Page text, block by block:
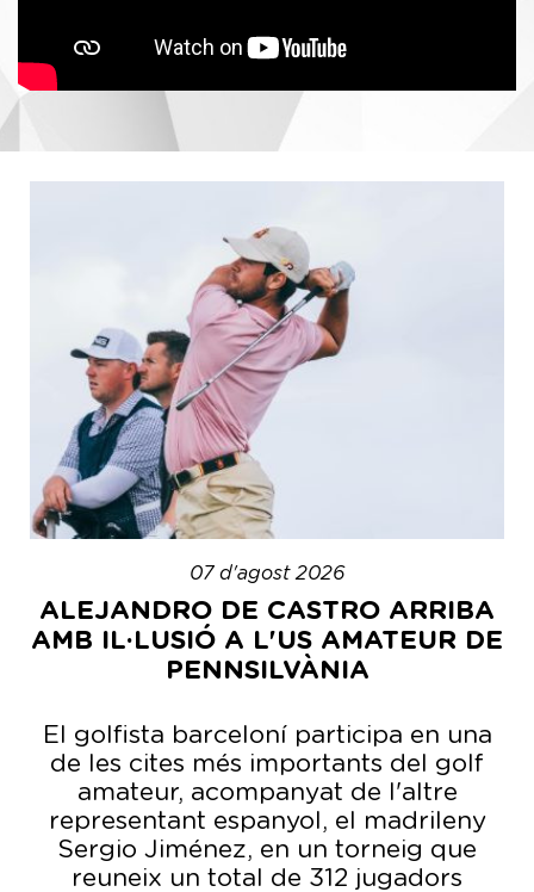
07 d'agost 2026
ALEJANDRO DE CASTRO ARRIBA
AMB IL·LUSIÓ A L'US AMATEUR DE
PENNSILVÀNIA
El golfista barceloní participa en una
de les cites més importants del golf
amateur, acompanyat de l'altre
representant espanyol, el madrileny
Sergio Jiménez, en un torneig que
reuneix un total de 312 jugadors